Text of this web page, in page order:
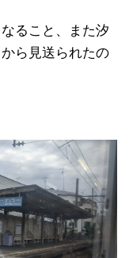
ること、また汐
ら見送られたの